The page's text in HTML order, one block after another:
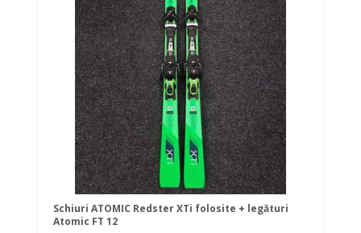
Schiuri ATOMIC Redster XTi folosite + legături
Atomic FT 12